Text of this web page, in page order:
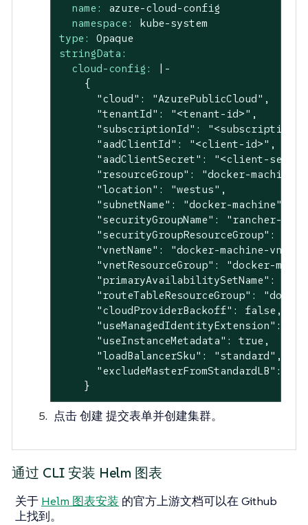
name:
azure-cloud-config
namespace:
kube-system
type:
Opaque
stringData:
cloud-config:
|-
    {
      "cloud": "AzurePublicCloud",
      "tenantId": "<tenant-id>",
"subscriptionId": "<subscription-
      "aadClientId": "<client-id>",
"aadClientSecret": "<client-
      "resourceGroup": "docker-machine",
      "location": "westus",
      "subnetName": "docker-machine",
"securityGroupName": "rancher-
"securityGroupResourceGroup":
      "vnetName": "docker-machine-vnet",
"vnetResourceGroup": "docker-
"primaryAvailabilitySetName":
"routeTableResourceGroup":
      "cloudProviderBackoff": false,
"useManagedIdentityExtension":
      "useInstanceMetadata": true,
      "loadBalancerSku": "standard",
"excludeMasterFromStandardLB":
    }
点击创建 提交表单并创建集群。
通过 CLI 安装 Helm 图表
关于 Helm 图表安装 的官方上游文档可以在 Github
上找到。